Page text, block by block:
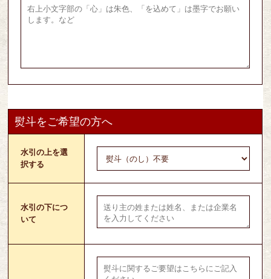
熨斗をご希望の方へ
水引の上を選
択する
水引の下につ
いて